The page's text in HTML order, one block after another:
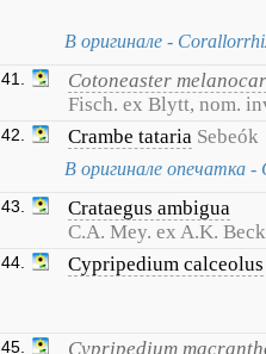
В оригинале -
41.
Cotoneaster
Fisch. ex Blytt, nom.
42. Crambe tataria Sebeók
В оригинале опечатка -
43.
Crataegus ambigua
C.A. Mey. ex A.K.
44. Cypripedium calceolus
45.
Cypripedium